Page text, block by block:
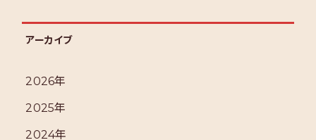
アーカイブ
2026年
2025年
2024年